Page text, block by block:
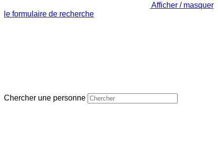
Afficher / masquer
le formulaire de recherche
Chercher une personne